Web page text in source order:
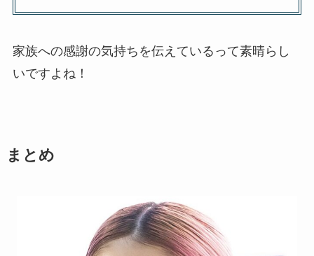
家族への感謝の気持ちを伝えているって素晴らし
いですよね！
まとめ